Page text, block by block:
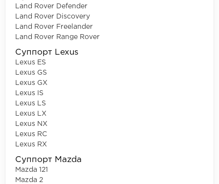
Land Rover Defender
Land Rover Discovery
Land Rover Freelander
Land Rover Range Rover
Суппорт Lexus
Lexus ES
Lexus GS
Lexus GX
Lexus IS
Lexus LS
Lexus LX
Lexus NX
Lexus RC
Lexus RX
Суппорт Mazda
Mazda 121
Mazda 2